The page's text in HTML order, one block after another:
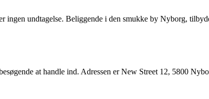
undtagelse. Beliggende i den smukke by Nyborg,
at handle ind. Adressen er New Street 12, 5800